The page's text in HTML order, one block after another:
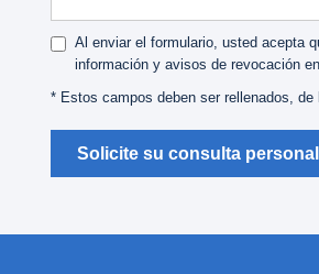
Al enviar el formulario, usted acepta
información y avisos de revocación en
* Estos campos deben ser rellenados,
Solicite su consulta